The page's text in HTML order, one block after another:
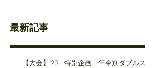
最新記事
【大会】'20 特別企画 年令別ダブルス